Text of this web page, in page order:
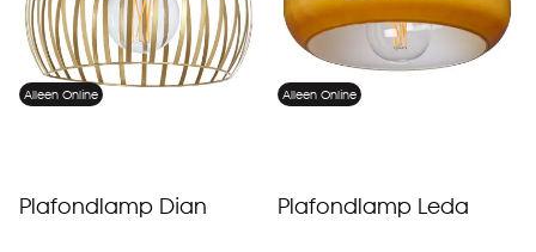
Alleen Online
Plafondlamp Dian
Alleen Online
Plafondlamp Leda